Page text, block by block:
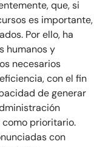
que, si
es importante,
Por ello, ha
humanos y
necesarios
con el fin
de generar
prioritario.
con